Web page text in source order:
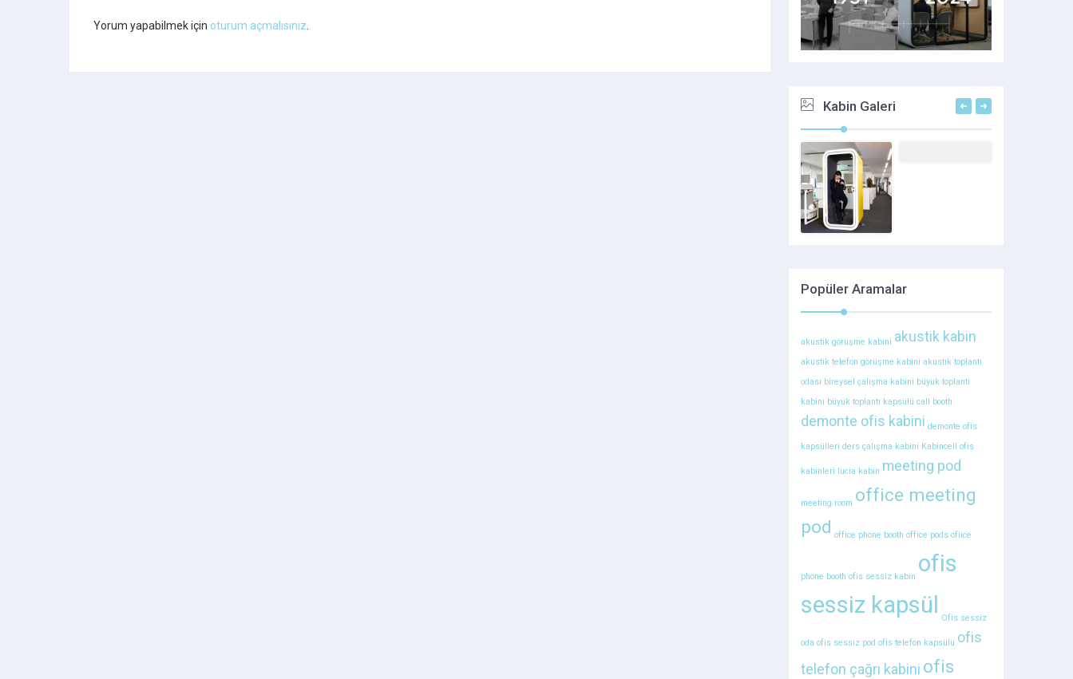
Yorum yapabilmek için oturum açmalısınız
Kabin Galeri
Popüler Aramalar
akustik görüşme kabini akustik kabin
akustik telefon görüşme kabini akustik toplantı
odası bireysel çalışma kabini büyük toplantı
kabini büyük toplantı kapsülü call booth
demonte ofis kabini demonte ofis
kapsülleri ders çalışma kabini Kabincell ofis
kabinleri lucia kabin meeting pod
meeting room office meeting
pod office phone booth office pods ofiice
phone booth ofis sessiz kabin ofis
sessiz kapsül
Ofis sessiz
oda ofis sessiz pod ofis telefon kapsülü ofis
telefon çağrı kabini ofis